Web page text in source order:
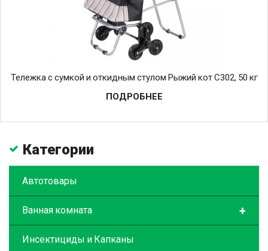
Тележка с сумкой и откидным стулом Рыжий кот C302, 50 кг
ПОДРОБНЕЕ
Категории
Автотовары
+
Ванная комната
Инсектициды и Капканы